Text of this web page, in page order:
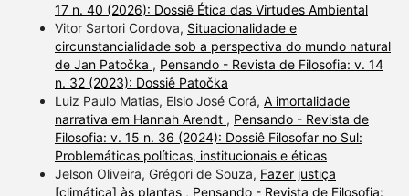
17 n. 40 (2026): Dossiê Ética das Virtudes Ambiental
Vitor Sartori Cordova, Situacionalidade e
circunstancialidade sob a perspectiva do mundo natural
de Jan Patočka , Pensando - Revista de Filosofia: v. 14
n. 32 (2023): Dossiê Patočka
Luiz Paulo Matias, Elsio José Corá, A imortalidade
narrativa em Hannah Arendt , Pensando - Revista de
Filosofia: v. 15 n. 36 (2024): Dossiê Filosofar no Sul:
Problemáticas políticas, institucionais e éticas
Jelson Oliveira, Grégori de Souza, Fazer justiça
[climática] às plantas , Pensando - Revista de Filosofia: